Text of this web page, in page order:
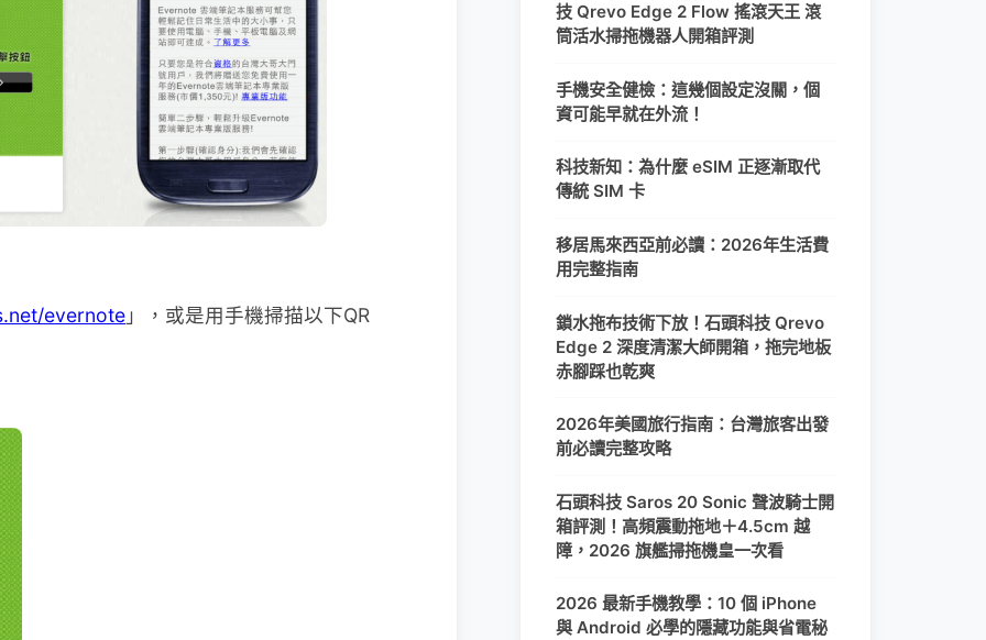
evernote」，或是用手機掃描以下QR
技 Qrevo Edge 2 Flow 搖滾天王 滾
筒活水掃拖機器人開箱評測
手機安全健檢：這幾個設定沒關，個
資可能早就在外流！
科技新知：為什麼 eSIM 正逐漸取代
傳統 SIM 卡
移居馬來西亞前必讀：2026年生活費
用完整指南
鎖水拖布技術下放！石頭科技 Qrevo
Edge 2 深度清潔大師開箱，拖完地板
赤腳踩也乾爽
2026年美國旅行指南：台灣旅客出發
前必讀完整攻略
石頭科技 Saros 20 Sonic 聲波騎士開
箱評測！高頻震動拖地＋4.5cm 越
障，2026 旗艦掃拖機皇一次看
2026 最新手機教學：10 個 iPhone
與 Android 必學的隱藏功能與省電秘